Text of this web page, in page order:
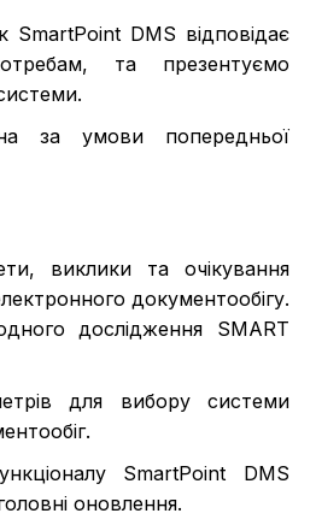
DMS відповідає
та презентуємо
за умови попередньої
виклики та очікування
документообігу.
дослідження SMART
для вибору системи
SmartPoint DMS
оновлення.